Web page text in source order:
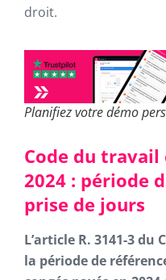
droit.
Planifiez votre démo
Code du travail
2024 : période
prise de jours
L’article R. 3141-3
la période de